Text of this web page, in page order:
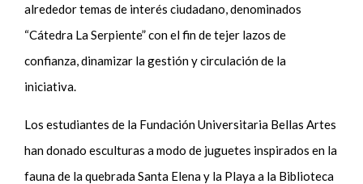
alrededor temas de interés ciudadano, denominados
“Cátedra La Serpiente” con el fin de tejer lazos de
confianza, dinamizar la gestión y circulación de la
iniciativa.
Los estudiantes de la Fundación Universitaria Bellas Artes
han donado esculturas a modo de juguetes inspirados en la
fauna de la quebrada Santa Elena y la Playa a la Biblioteca